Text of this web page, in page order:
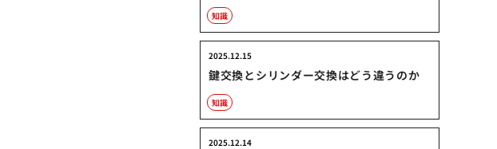
知識
鍵交換とシリンダー交換はどう違うのか
2025.12.15
知識
2025.12.14